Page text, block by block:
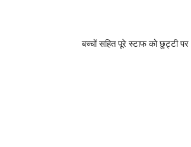
बच्चों सहित पूरे स्टाफ को छुट्टी